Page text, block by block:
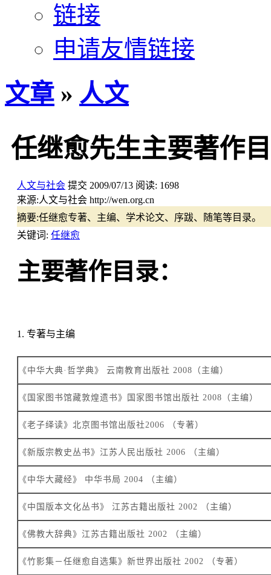
链接
申请友情链接
文章 » 人文
任继愈先生主要著作
人文与社会 提交 2009/07/13 阅读: 1698
来源:人文与社会 http://wen.org.cn
摘要:任继愈专著、主编、学术论文、序跋、随笔等目录。
关键词: 任继愈
主要著作目录：
1. 专著与主编
《中华大典·哲学典》 云南教育出版社 2008（主编）
《国家图书馆藏敦煌遗书》国家图书馆出版社 2008（主编）
《老子绎读》北京图书馆出版社2006 （专著）
《新版宗教史丛书》江苏人民出版社 2006 （主编）
《中华大藏经》 中华书局 2004 （主编）
《中国版本文化丛书》 江苏古籍出版社 2002 （主编）
《佛教大辞典》江苏古籍出版社 2002 （主编）
《竹影集－任继愈自选集》新世界出版社 2002 （专著）